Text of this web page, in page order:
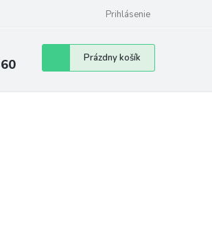
Prihlásenie
Nákupný
košík
Prázdny košík